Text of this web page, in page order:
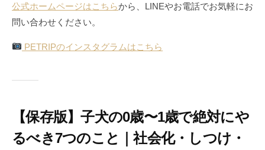
公式ホームページはこちらから、LINEやお電話でお気軽にお
問い合わせください。
PETRIPのインスタグラムはこちら
【保存版】子犬の0歳〜1歳で絶対にや
るべき7つのこと｜社会化・しつけ・